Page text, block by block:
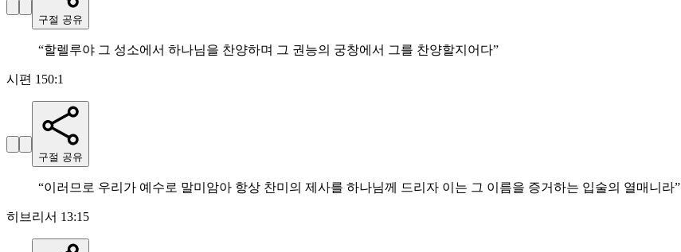
구절 공유
“할렐루야 그 성소에서 하나님을 찬양하며 그 권능의 궁창에서 그를 찬양할지어다”
시편 150:1
구절 공유
“이러므로 우리가 예수로 말미암아 항상 찬미의 제사를 하나님께 드리자 이는 그 이름을 증거하는 입술의 열매니라”
히브리서 13:15